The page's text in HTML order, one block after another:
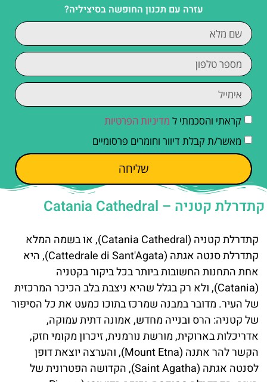
עזרה עם תכנון החופשה בסיציליה?
קראתי והסכמתי ל מדיניות הפרטיות
מאשר/ת קבלת דיוור וחומרים פרסומיים
שליחה
קתדרלת קטניה – Catania Cathedral
קתדרלת קטניה (Catania Cathedral), או בשמה המלא
קתדרלת סנטה אגתה (Cattedrale di Sant'Agata), היא
אחת התחנות החשובות ביותר בכל ביקור בקטניה
(Catania), ולא רק בגלל שהיא ניצבת בלב הכיכר המרכזית
של העיר. מדובר במבנה שמרכז בתוכו כמעט את כל הסיפור
של קטניה: הרס ובנייה מחדש, אמונה דתית עמוקה,
אדריכלות בארוקית, מורשת נורמנית, זיכרון מקומי חזק,
הקשר להר אתנה (Mount Etna), והערצה יוצאת דופן
לסנטה אגתה (Saint Agatha), הקדושה הפטרונית של